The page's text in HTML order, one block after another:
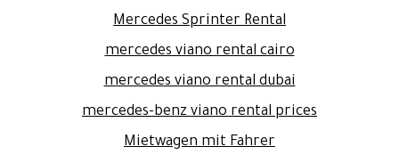
Mercedes Sprinter Rental
mercedes viano rental cairo
mercedes viano rental dubai
mercedes-benz viano rental prices
Mietwagen mit Fahrer